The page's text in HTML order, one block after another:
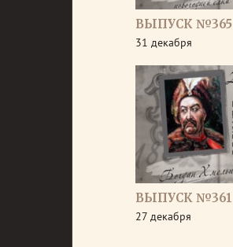
ВЫПУСК №365
31 декабря
ВЫПУСК №361
27 декабря